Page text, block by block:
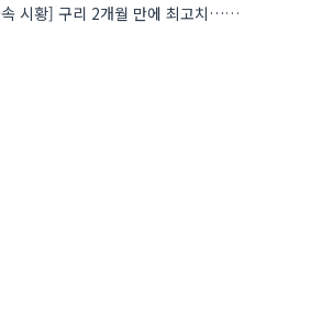
[비철금속 시황] 구리 2개월 만에 최고치…재고 감소에 공급 부족 우려 확대